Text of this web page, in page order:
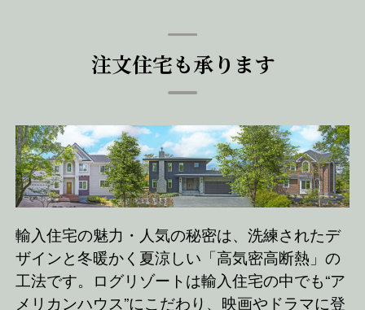
注文住宅も承ります
輸入住宅の魅力・人気の秘密は、洗練されたデ
ザインと冬暖かく夏涼しい「高気密高断熱」の
工法です。ログリゾートは輸入住宅の中でも“ア
メリカンハウス”にこだわり、映画やドラマに登